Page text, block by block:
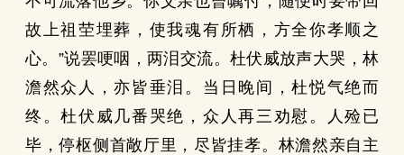
故上祖茔埋葬，使我魂有所栖，方全你孝顺之
心。”说罢哽咽，两泪交流。杜伏威放声大哭，林
澹然众人，亦皆垂泪。当日晚间，杜悦气绝而
终。杜伏威几番哭绝，众人再三劝慰。人殓已
毕，停枢侧首敞厅里，尽皆挂孝。林澹然亲自主